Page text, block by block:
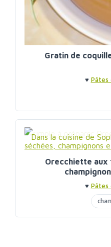
Gratin de
♥ Pâtes
Dans la cuisine de
Orecchiette aux
♥ Pâtes